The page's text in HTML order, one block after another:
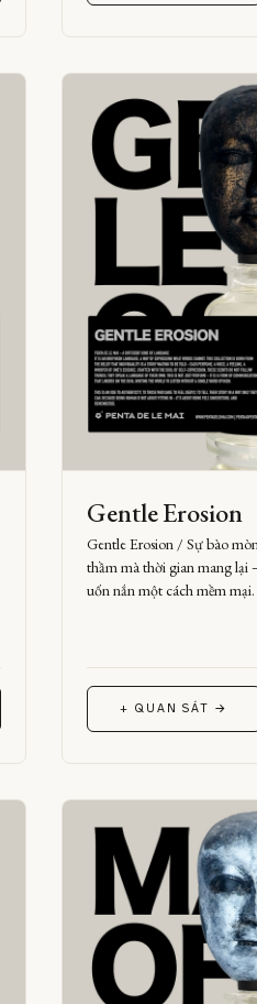
Gentle Erosion
Gentle Erosion / Sự bào
thầm mà thời gian mang lại
uốn nắn một cách mềm
+ QUAN SÁT →